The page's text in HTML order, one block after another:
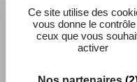
Ce site utilise des
vous donne le
ceux que vous
activer
Achat
Listes